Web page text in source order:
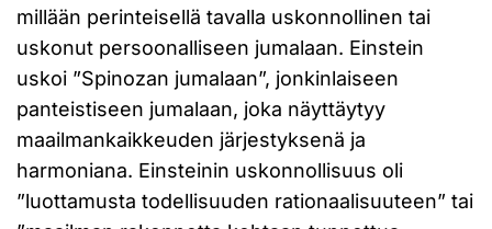
millään perinteisellä tavalla uskonnollinen tai
uskonut persoonalliseen jumalaan. Einstein
uskoi ”Spinozan jumalaan”, jonkinlaiseen
panteistiseen jumalaan, joka näyttäytyy
maailmankaikkeuden järjestyksenä ja
harmoniana. Einsteinin uskonnollisuus oli
”luottamusta todellisuuden rationaalisuuteen” tai